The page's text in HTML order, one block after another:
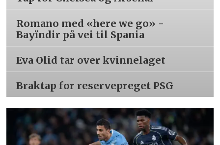
Romano med «here we go» -
Bayïndir på vei til Spania
Eva Olid tar over kvinnelaget
Braktap for reservepreget PSG